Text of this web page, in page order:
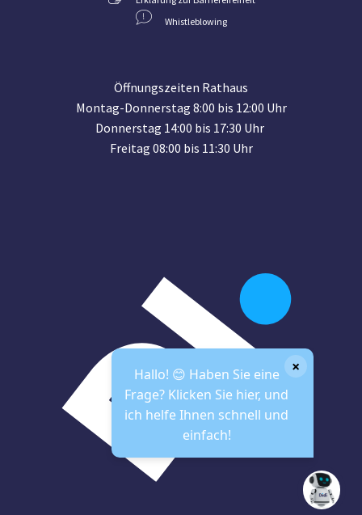
Whistleblowing
Öffnungszeiten Rathaus
Montag-Donnerstag 8:00 bis 12:00 Uhr
Donnerstag 14:00 bis 17:30 Uhr
Freitag 08:00 bis 11:30 Uhr
Hallo! 😊 Haben Sie eine
Frage? Klicken Sie hier, und
ich helfe Ihnen schnell und
einfach!
×